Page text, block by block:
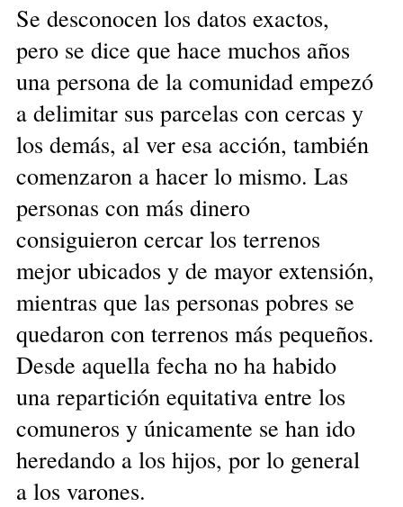
Se desconocen los datos exactos,
pero se dice que hace muchos años
una persona de la comunidad empezó
a delimitar sus parcelas con cercas y
los demás, al ver esa acción, también
comenzaron a hacer lo mismo. Las
personas con más dinero
consiguieron cercar los terrenos
mejor ubicados y de mayor extensión,
mientras que las personas pobres se
quedaron con terrenos más pequeños.
Desde aquella fecha no ha habido
una repartición equitativa entre los
comuneros y únicamente se han ido
heredando a los hijos, por lo general
a los varones.